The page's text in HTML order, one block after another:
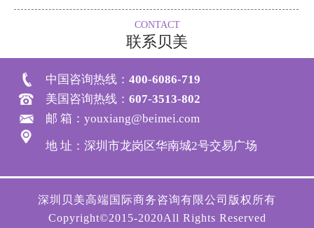
CONTACT
联系贝美
中国咨询热线： 400-6086-719
美国咨询热线： 607-3513-802
邮 箱：youxiang@beimei.com
地 址：深圳市龙岗区华南城2号交易广场
深圳贝美高端国际商务咨询有限公司版权所有
Copyright©2015-2020All Rights Reserved